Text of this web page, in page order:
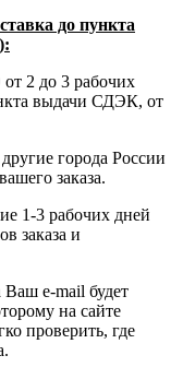
до пункта
2 до 3 рабочих
выдачи СДЭК, от
города России
заказа.
1-3 рабочих дней
заказа и
e-mail будет
на сайте
проверить, где